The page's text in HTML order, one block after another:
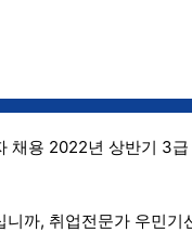
채용 2022년 상반기 3
니까, 취업전문가 우민